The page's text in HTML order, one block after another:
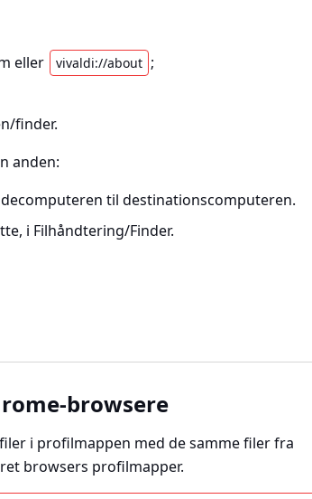
eller vivaldi://about ;
finder.
anden:
til destinationscomputeren.
i Filhåndtering/Finder.
browsere
i profilmappen med de samme filer fra
browsers profilmapper.